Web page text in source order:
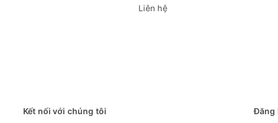
Liên hệ
Kết nối với chúng tôi Đăng